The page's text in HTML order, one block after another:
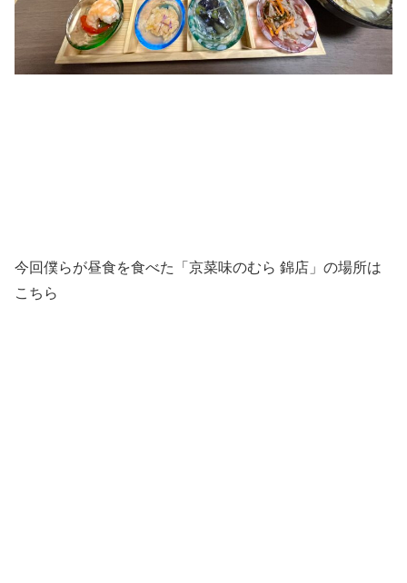
今回僕らが昼食を食べた「京菜味のむら 錦店」の場所は
こちら